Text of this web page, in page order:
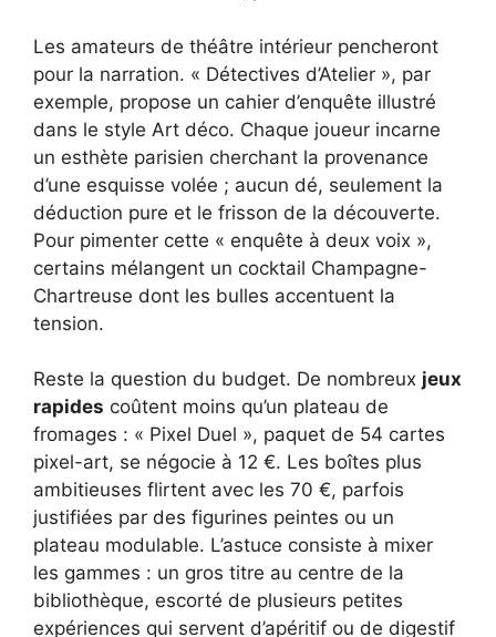
Les amateurs de théâtre intérieur pencheront
pour la narration. « Détectives d’Atelier », par
exemple, propose un cahier d’enquête illustré
dans le style Art déco. Chaque joueur incarne
un esthète parisien cherchant la provenance
d’une esquisse volée ; aucun dé, seulement la
déduction pure et le frisson de la découverte.
Pour pimenter cette « enquête à deux voix »,
certains mélangent un cocktail Champagne-
Chartreuse dont les bulles accentuent la
tension.
Reste la question du budget. De nombreux jeux
rapides coûtent moins qu’un plateau de
fromages : « Pixel Duel », paquet de 54 cartes
pixel-art, se négocie à 12 €. Les boîtes plus
ambitieuses flirtent avec les 70 €, parfois
justifiées par des figurines peintes ou un
plateau modulable. L’astuce consiste à mixer
les gammes : un gros titre au centre de la
bibliothèque, escorté de plusieurs petites
expériences qui servent d’apéritif ou de digestif